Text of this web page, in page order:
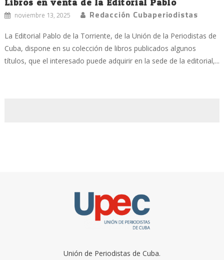
Libros en venta de la Editorial Pablo
noviembre 13, 2025 Redacción Cubaperiodistas
La Editorial Pablo de la Torriente, de la Unión de la Periodistas de
Cuba, dispone en su colección de libros publicados algunos
títulos, que el interesado puede adquirir en la sede de la editorial,...
Unión de Periodistas de Cuba.